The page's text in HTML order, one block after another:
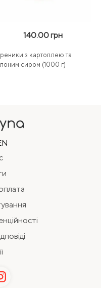
140.00 грн
з картоплею та
сиром (1000 г)